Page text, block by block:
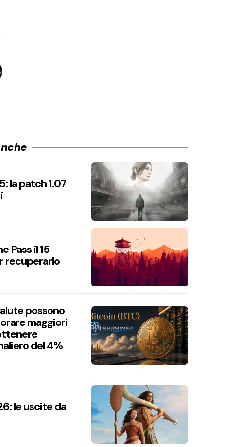
la patch 1.07
Pass il 15
recuperarlo
possono
maggiori
del 4%
le uscite da